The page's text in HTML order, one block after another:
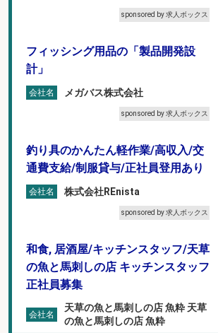
sponsored by 求人ボックス
フィッシング用品の「製品開発設
計」
会社名 メガバス株式会社
sponsored by 求人ボックス
釣り具のかんたん軽作業/高収入/交
通費支給/制服貸与/正社員登用あり
会社名 株式会社REnista
sponsored by 求人ボックス
和食, 居酒屋/キッチンスタッフ/天草
の魚と馬刺しの店 キッチンスタッフ
正社員募集
会社名
天草の魚と馬刺しの店 魚粋 天草
の魚と馬刺しの店 魚粋